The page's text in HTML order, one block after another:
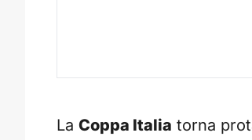
La Coppa Italia torna